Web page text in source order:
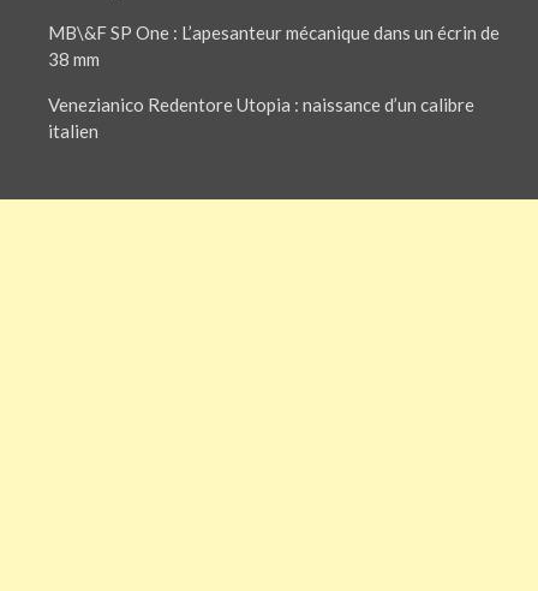
MB\&F SP One : L’apesanteur mécanique dans un écrin de
38 mm
Venezianico Redentore Utopia : naissance d’un calibre
italien